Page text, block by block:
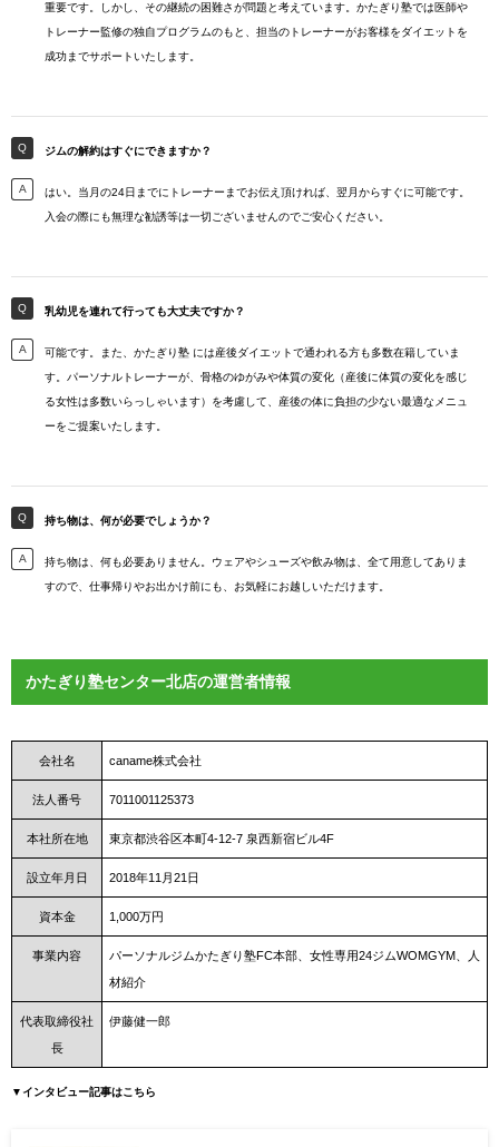
重要です。しかし、その継続の困難さが問題と考えています。かたぎり塾では医師や
トレーナー監修の独自プログラムのもと、担当のトレーナーがお客様をダイエットを
成功までサポートいたします。
ジムの解約はすぐにできますか？
はい。当月の24日までにトレーナーまでお伝え頂ければ、翌月からすぐに可能です。
入会の際にも無理な勧誘等は一切ございませんのでご安心ください。
乳幼児を連れて行っても大丈夫ですか？
可能です。また、かたぎり塾 には産後ダイエットで通われる方も多数在籍していま
す。パーソナルトレーナーが、骨格のゆがみや体質の変化（産後に体質の変化を感じ
る女性は多数いらっしゃいます）を考慮して、産後の体に負担の少ない最適なメニュ
ーをご提案いたします。
持ち物は、何が必要でしょうか？
持ち物は、何も必要ありません。ウェアやシューズや飲み物は、全て用意してありま
すので、仕事帰りやお出かけ前にも、お気軽にお越しいただけます。
かたぎり塾センター北店の運営者情報
会社名 caname株式会社
法人番号 7011001125373
本社所在地 東京都渋谷区本町4-12-7 泉西新宿ビル4F
設立年月日 2018年11月21日
資本金 1,000万円
事業内容
パーソナルジムかたぎり塾FC本部、女性専用24ジムWOMGYM、人
材紹介
代表取締役社
長
伊藤健一郎
▼インタビュー記事はこちら